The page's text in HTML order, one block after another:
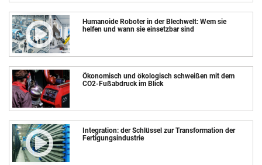
Humanoide Roboter in der Blechwelt: Wem sie
helfen und wann sie einsetzbar sind
Ökonomisch und ökologisch schweißen mit dem
CO2-Fußabdruck im Blick
Integration: der Schlüssel zur Transformation der
Fertigungsindustrie